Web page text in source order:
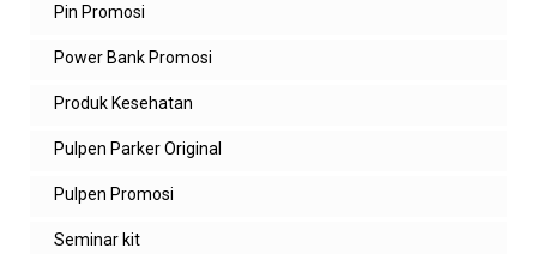
Pin Promosi
Power Bank Promosi
Produk Kesehatan
Pulpen Parker Original
Pulpen Promosi
Seminar kit